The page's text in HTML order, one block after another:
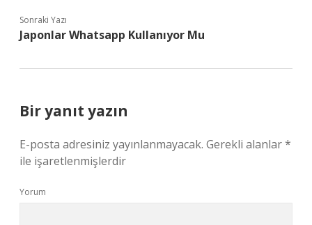
Sonraki Yazı
Japonlar Whatsapp Kullanıyor Mu
Bir yanıt yazın
E-posta adresiniz yayınlanmayacak. Gerekli alanlar*
ile işaretlenmişlerdir
Yorum